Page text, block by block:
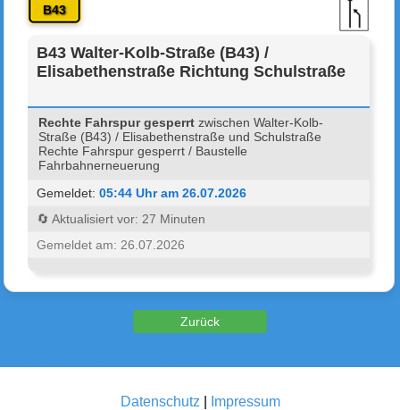
B43
B43 Walter-Kolb-Straße (B43) /
Elisabethenstraße Richtung Schulstraße
Rechte Fahrspur gesperrt zwischen Walter-Kolb-
Straße (B43) / Elisabethenstraße und Schulstraße
Rechte Fahrspur gesperrt / Baustelle
Fahrbahnerneuerung
Gemeldet:05:44 Uhr am 26.07.2026
🔄 Aktualisiert vor: 27 Minuten
Gemeldet am: 26.07.2026
Datenschutz Impressum